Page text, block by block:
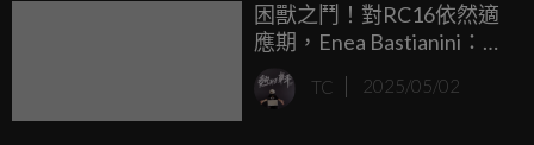
困獸之鬥！對RC16依然適
應期，Enea Bastianini：人
不自在，車就不快！
TC 2025/05/02